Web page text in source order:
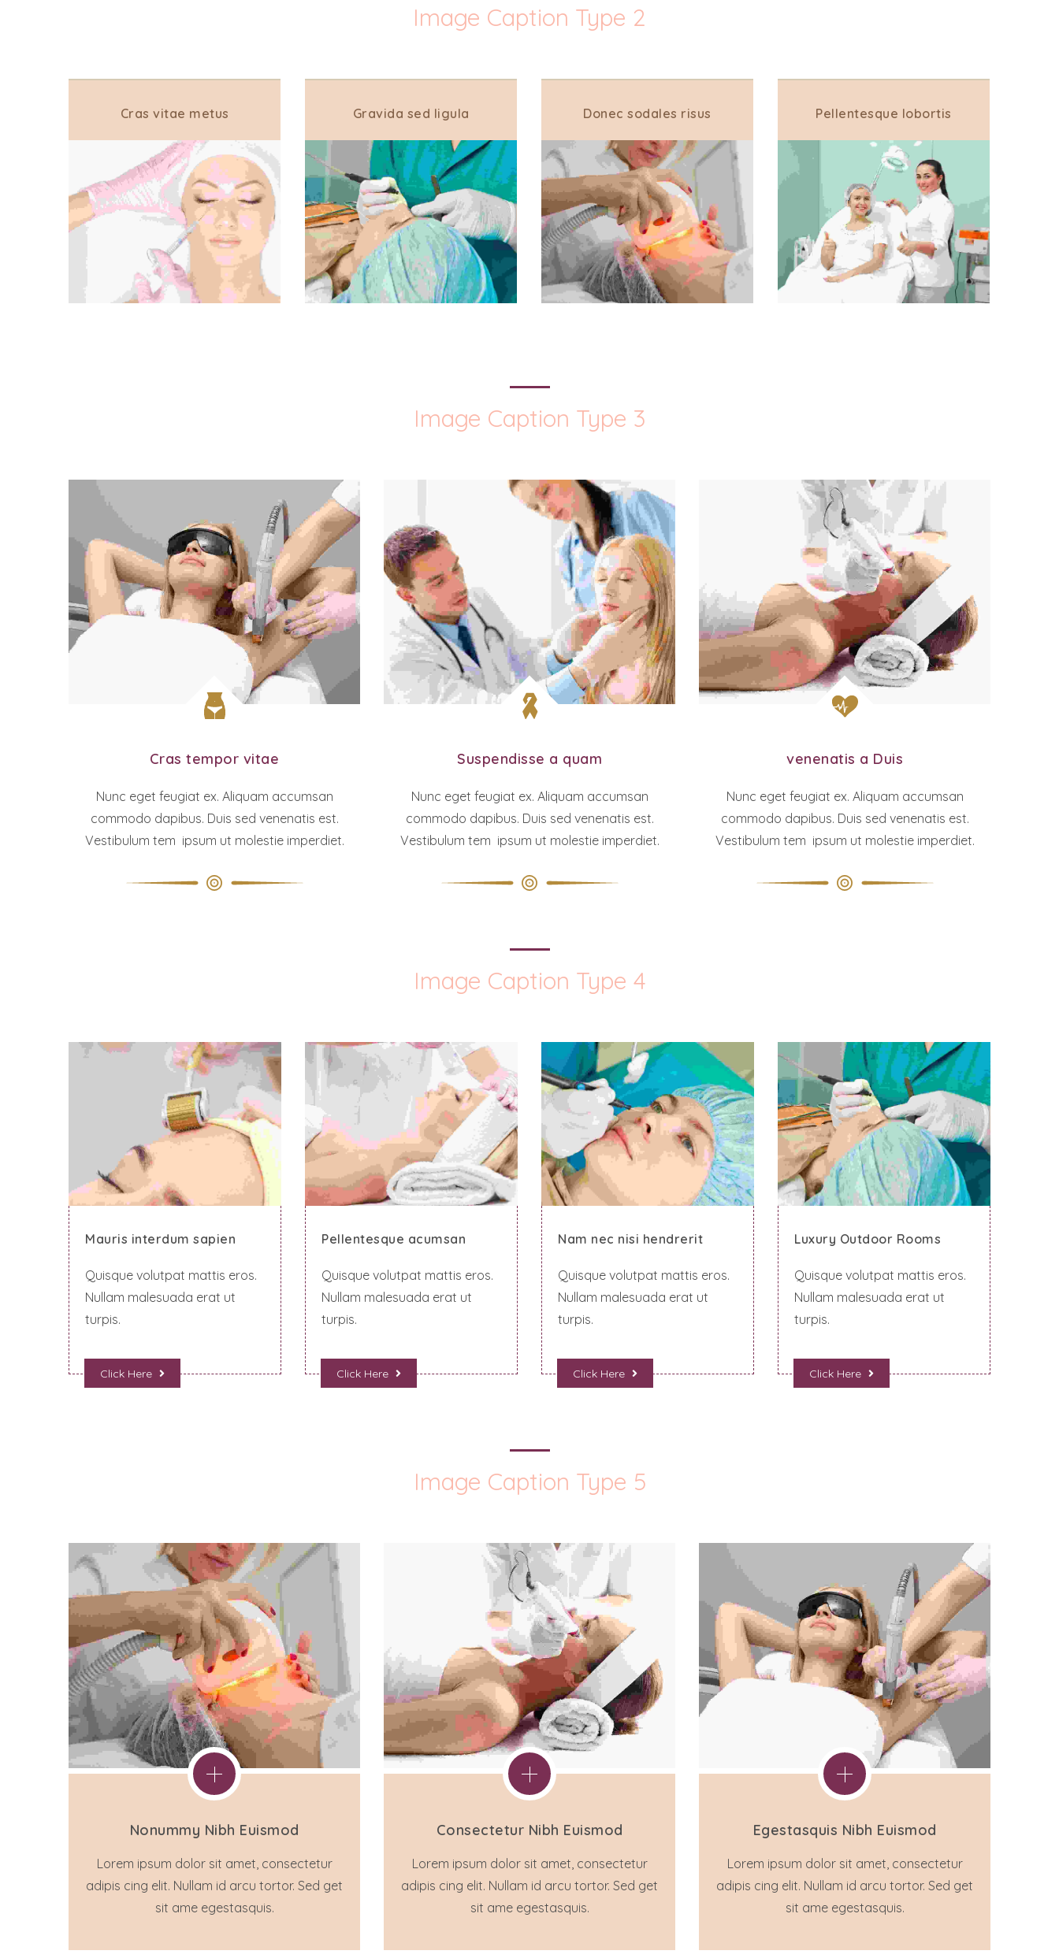
Image Caption Type 2
Cras vitae metus Gravida sed ligula Donec sodales risus Pellentesque lobortis
Image Caption Type 3
Cras tempor vitae
Nunc eget feugiat ex. Aliquam accumsan
commodo dapibus. Duis sed venenatis est.
Vestibulum tem ipsum ut molestie imperdiet.
Suspendisse a quam
Nunc eget feugiat ex. Aliquam accumsan
commodo dapibus. Duis sed venenatis est.
Vestibulum tem ipsum ut molestie imperdiet.
venenatis a Duis
Nunc eget feugiat ex. Aliquam accumsan
commodo dapibus. Duis sed venenatis est.
Vestibulum tem ipsum ut molestie imperdiet.
Image Caption Type 4
Mauris interdum sapien
Quisque volutpat mattis eros.
Nullam malesuada erat ut
turpis.
Click Here
Pellentesque acumsan
Quisque volutpat mattis eros.
Nullam malesuada erat ut
turpis.
Click Here
Nam nec nisi hendrerit
Quisque volutpat mattis eros.
Nullam malesuada erat ut
turpis.
Click Here
Luxury Outdoor Rooms
Quisque volutpat mattis eros.
Nullam malesuada erat ut
turpis.
Click Here
Image Caption Type 5
Nonummy Nibh Euismod
Lorem ipsum dolor sit amet, consectetur
adipis cing elit. Nullam id arcu tortor. Sed get
sit ame egestasquis.
Consectetur Nibh Euismod
Lorem ipsum dolor sit amet, consectetur
adipis cing elit. Nullam id arcu tortor. Sed get
sit ame egestasquis.
Egestasquis Nibh Euismod
Lorem ipsum dolor sit amet, consectetur
adipis cing elit. Nullam id arcu tortor. Sed get
sit ame egestasquis.